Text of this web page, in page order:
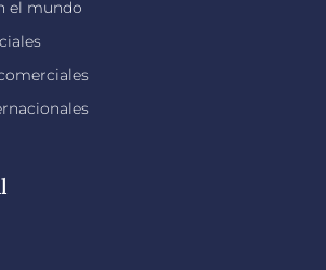
el mundo